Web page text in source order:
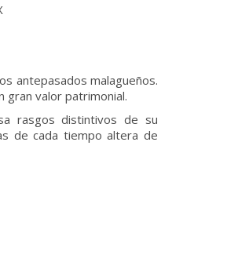
antepasados malagueños.
gran valor patrimonial.
rasgos distintivos de su
de cada tiempo altera de